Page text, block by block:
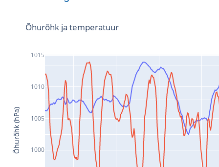
1000
1005
1010
1015
Õhurõhk ja temperatuur
Õhurõhk (hPa)